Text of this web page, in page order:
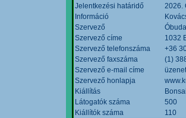
Jelentkezési határidő
2026.
Információ
Szervező
Szervező címe
1032
Szervező telefonszáma
+36
Szervező faxszáma
(1)
Szervező e-mail címe
Szervező honlapja
Kiállítás
Látogatók száma
500
Kiállítók száma
110